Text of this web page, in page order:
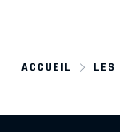
ACCUEIL LES